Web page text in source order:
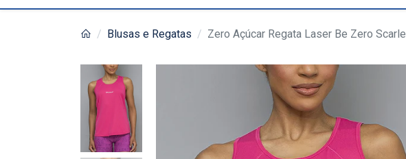
Blusas e Regatas Zero Açúcar Regata Laser Be Zero